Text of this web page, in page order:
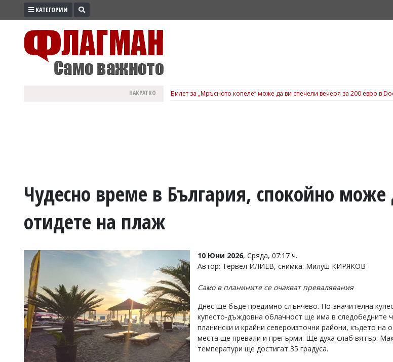
ПРОМО
ВОЙНАТА
УКРАЙНА
РАЗСЛЕДВАНЕ
Управители:
Веселин
Василев,
v.vasilev@flagman.bg
КАТЕГОРИИ
НАКРАТКО Билет за „Мръсното копеле“ може да ви спечели вечеря за 200 евро в
Чудесно време в България, спокойно може
отидете на плаж
10 Юни 2026, Сряда, 07:17 ч.
Автор: Тервел ИЛИЕВ, снимка: Милуш КИРЯКОВ
Само в планините се очакват превалявания
Днес ще бъде предимно слънчево. По-значителна
купесто-дъждовна облачност ще има в следобедните
планински и крайни североизточни райони, където на
места ще превали и прегърми. Ще духа слаб вятър.
температури ще достигат 35 градуса.